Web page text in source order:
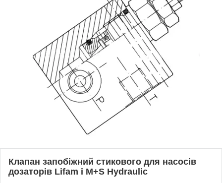
Клапан запобіжний стикового для насосів
дозаторів Lifam і M+S Hydraulic